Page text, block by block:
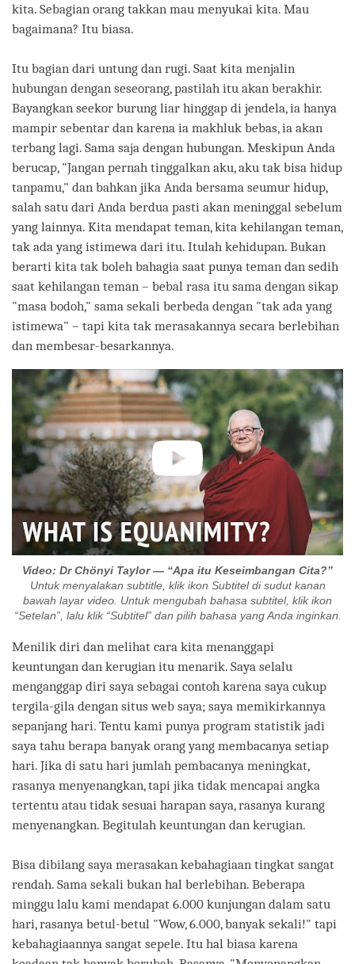
kita. Sebagian orang takkan mau menyukai kita. Mau
bagaimana? Itu biasa.
Itu bagian dari untung dan rugi. Saat kita menjalin
hubungan dengan seseorang, pastilah itu akan berakhir.
Bayangkan seekor burung liar hinggap di jendela, ia hanya
mampir sebentar dan karena ia makhluk bebas, ia akan
terbang lagi. Sama saja dengan hubungan. Meskipun Anda
berucap, "Jangan pernah tinggalkan aku, aku tak bisa hidup
tanpamu," dan bahkan jika Anda bersama seumur hidup,
salah satu dari Anda berdua pasti akan meninggal sebelum
yang lainnya. Kita mendapat teman, kita kehilangan teman,
tak ada yang istimewa dari itu. Itulah kehidupan. Bukan
berarti kita tak boleh bahagia saat punya teman dan sedih
saat kehilangan teman – bebal rasa itu sama dengan sikap
"masa bodoh," sama sekali berbeda dengan "tak ada yang
istimewa" – tapi kita tak merasakannya secara berlebihan
dan membesar-besarkannya.
Video: Dr Chönyi Taylor — “Apa itu Keseimbangan Cita?”
Untuk menyalakan subtitle, klik ikon Subtitel di sudut kanan
bawah layar video. Untuk mengubah bahasa subtitel, klik ikon
“Setelan”, lalu klik “Subtitel” dan pilih bahasa yang Anda inginkan.
Menilik diri dan melihat cara kita menanggapi
keuntungan dan kerugian itu menarik. Saya selalu
menganggap diri saya sebagai contoh karena saya cukup
tergila-gila dengan situs web saya; saya memikirkannya
sepanjang hari. Tentu kami punya program statistik jadi
saya tahu berapa banyak orang yang membacanya setiap
hari. Jika di satu hari jumlah pembacanya meningkat,
rasanya menyenangkan, tapi jika tidak mencapai angka
tertentu atau tidak sesuai harapan saya, rasanya kurang
menyenangkan. Begitulah keuntungan dan kerugian.
Bisa dibilang saya merasakan kebahagiaan tingkat sangat
rendah. Sama sekali bukan hal berlebihan. Beberapa
minggu lalu kami mendapat 6.000 kunjungan dalam satu
hari, rasanya betul-betul "Wow, 6.000, banyak sekali!" tapi
kebahagiaannya sangat sepele. Itu hal biasa karena